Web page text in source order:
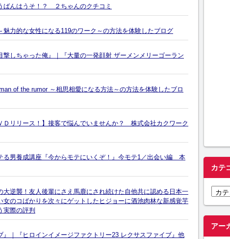
ばんはうそ！？ ２ちゃんのクチコミ
力的な女性になる119のワーク～の方法を体験したブログ
撃しちゃった俺』｜『大量の一発顔射 ザーメンメリーゴーラン
of the rumor ～相思相愛になる方法～の方法を体験したブロ
Ｄリリース！】接客で悩んでいませんか？ 株式会社カクワーク
る男養成講座『今からモテにいくぞ！』今モテ1／出会い編 本
逆襲！友人後輩にさえ馬鹿にされ続けた自他共に認める日本一
のコばかりを次々にゲットしたヒジョーに酒池肉林な新感覚芋
実際の評判
』｜『ヒロインイメージファクトリー23 レクサスファイブ』他
カテ
カ
ー
アー